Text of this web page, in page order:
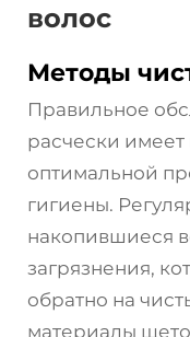
волос
Методы
Правильное
расчески
оптимальной
гигиены.
накопившиеся
загрязнения,
обратно на
материалы